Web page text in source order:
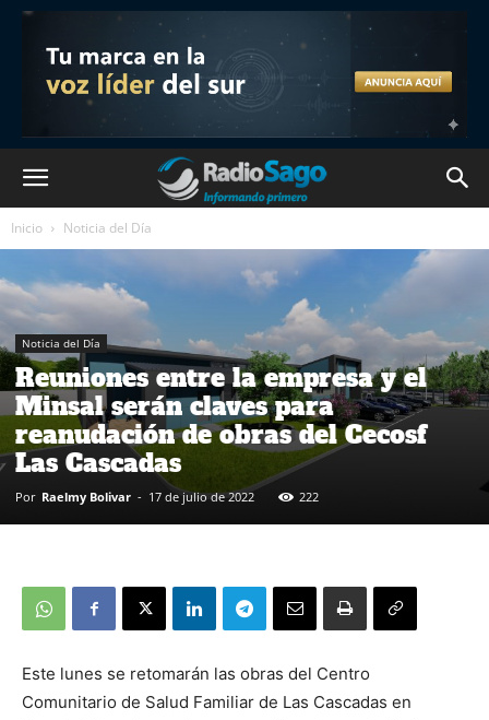
Inicio Noticia del Día
Noticia del Día
Reuniones entre la empresa y el
Minsal serán claves para
reanudación de obras del Cecosf
Las Cascadas
Por Raelmy Bolivar - 17 de julio de 2022 222
Este lunes se retomarán las obras del Centro
Comunitario de Salud Familiar de Las Cascadas en